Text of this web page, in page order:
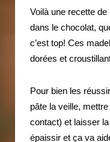
Voilà une recette
dans le chocolat,
c’est top! Ces
dorées et
Pour bien les
pâte la veille,
contact) et laisser
épaissir et ça va